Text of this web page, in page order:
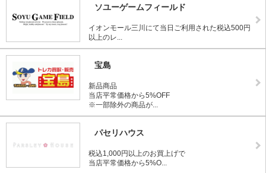
ソユーゲームフィールド
イオンモール三川にて当日ご利用された税込500円
以上のレ...
宝島
新品商品
当店平常価格から5%OFF
※一部除外の商品が...
パセリハウス
税込1,000円以上のお買上げで
当店平常価格から5%O...